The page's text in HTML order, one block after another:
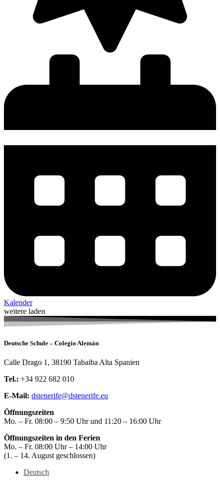
Kalender
weitere laden
Deutsche Schule – Colegio Alemán
Calle Drago 1, 38190 Tabaiba Alta Spanien
Tel.: +34 922 682 010
E-Mail: dstenerife@dstenerife.eu
Öffnungszeiten
Mo. – Fr. 08:00 – 9:50 Uhr und 11:20 – 16:00 Uhr
Öffnungszeiten in den Ferien
Mo. – Fr. 08:00 Uhr – 14:00 Uhr
(1. – 14. August geschlossen)
Deutsch